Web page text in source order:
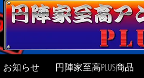
お知らせ 円陣家至高PLUS商品